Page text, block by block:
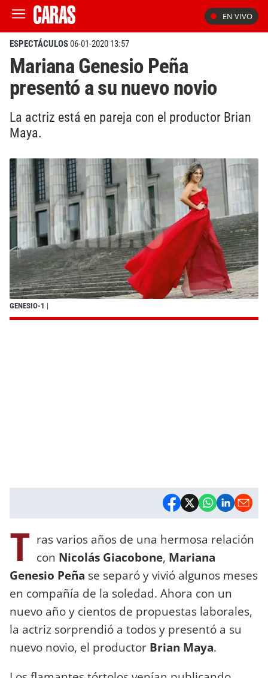
EN VIVO
ESPECTÁCULOS06-01-2020 13:57
Mariana Genesio Peña
presentó a su nuevo novio
La actriz está en pareja con el productor Brian
Maya.
GENESIO-1 |
T ras varios años de una hermosa relación
con Nicolás Giacobone, Mariana
Genesio Peña se separó y vivió algunos meses
en compañía de la soledad. Ahora con un
nuevo año y cientos de propuestas laborales,
la actriz sorprendió a todos y presentó a su
nuevo novio, el productor Brian Maya.